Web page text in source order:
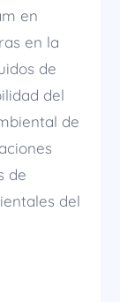
en
en la
de
del
de
de
del